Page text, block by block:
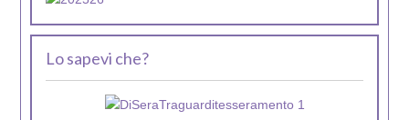
Lo sapevi che?